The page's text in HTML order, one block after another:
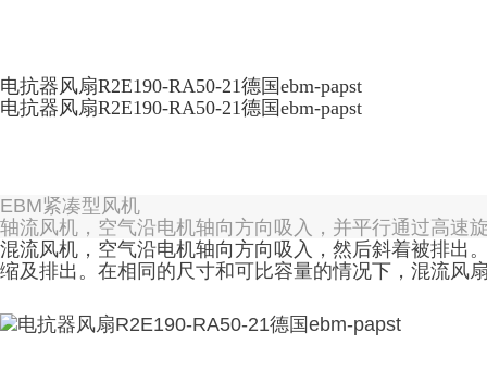
电抗器风扇R2E190-RA50-21德国ebm-papst
电抗器风扇R2E190-RA50-21德国ebm-papst
EBM紧凑型风机
轴流风机，空气沿电机轴向方向吸入，并平行通过高速
混流风机，空气沿电机轴向方向吸入，然后斜着被排出
缩及排出。在相同的尺寸和可比容量的情况下，混流风